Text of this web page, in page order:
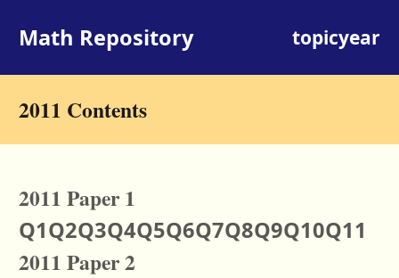
Math Repository topicyear
2011 Contents
2011 Paper 1
Q1Q2Q3Q4Q5Q6Q7Q8Q9Q10Q11
2011 Paper 2